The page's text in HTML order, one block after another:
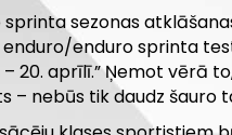
sezonas
enduro sprinta
20. aprīlī.” Ņemot vērā
– nebūs tik daudz šauro